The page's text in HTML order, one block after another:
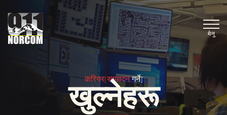
मेनु
करियर[सम्पादनगर्ने]
खुल्नेहरू